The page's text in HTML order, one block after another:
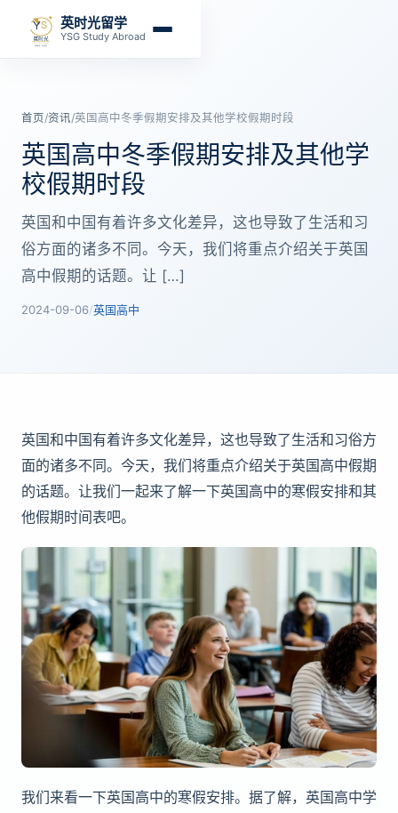
英时光留学
YSG Study Abroad
首页/资讯/英国高中冬季假期安排及其他学校假期时段
英国高中冬季假期安排及其他学
校假期时段
英国和中国有着许多文化差异，这也导致了生活和习
俗方面的诸多不同。今天，我们将重点介绍关于英国
高中假期的话题。让 […]
2024-09-06/英国高中
英国和中国有着许多文化差异，这也导致了生活和习俗方
面的诸多不同。今天，我们将重点介绍关于英国高中假期
的话题。让我们一起来了解一下英国高中的寒假安排和其
他假期时间表吧。
我们来看一下英国高中的寒假安排。据了解，英国高中学